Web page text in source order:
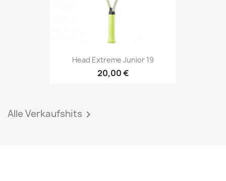
Head Extreme Junior 19
20,00 €
Alle Verkaufshits 